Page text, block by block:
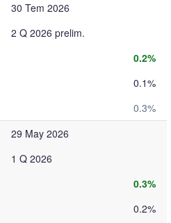
30 Tem 2026
2 Q 2026 prelim.
0.2%
0.1%
0.3%
29 May 2026
1 Q 2026
0.3%
0.2%